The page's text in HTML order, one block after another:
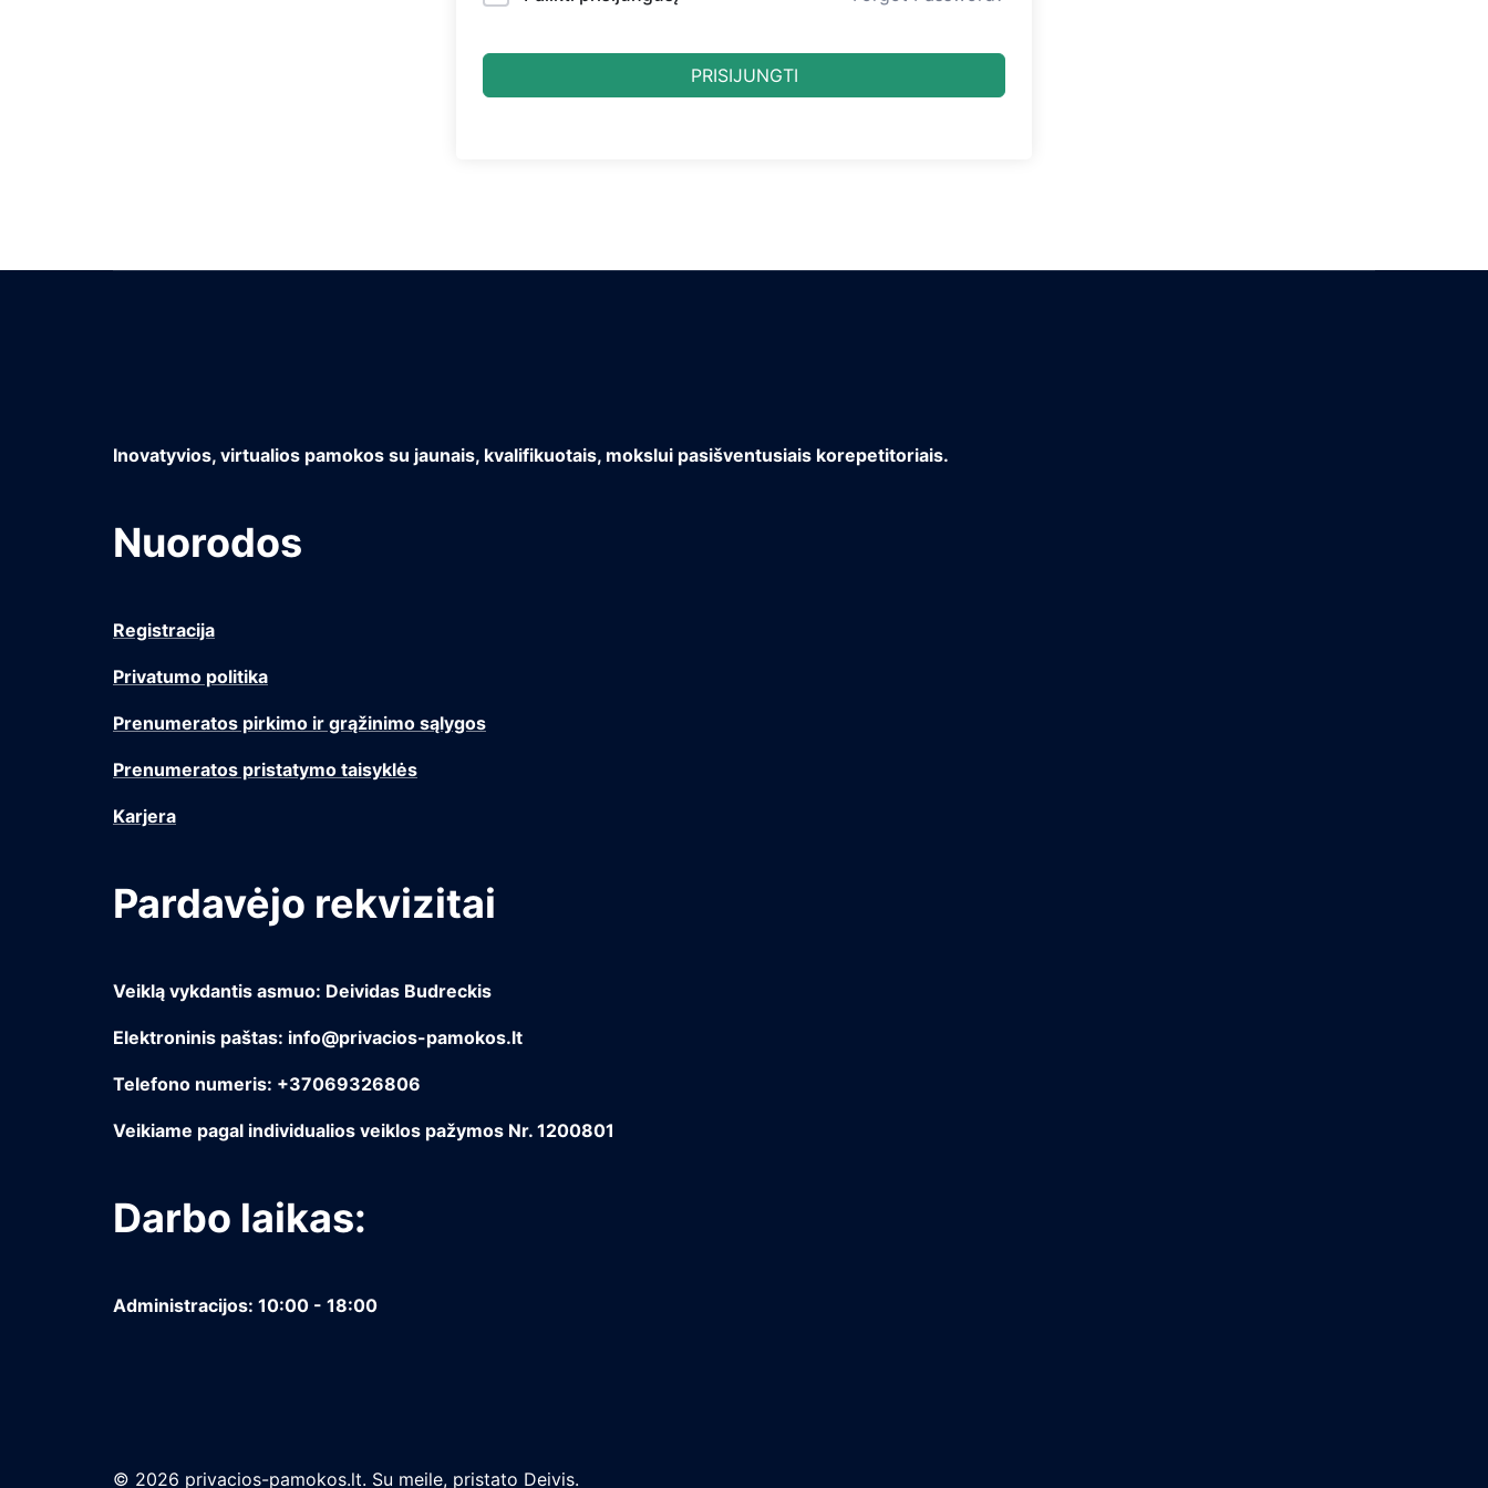
PRISIJUNGTI
Inovatyvios, virtualios pamokos su jaunais, kvalifikuotais, mokslui pasišventusiais korepetitoriais.
Nuorodos
Registracija
Privatumo politika
Prenumeratos pirkimo ir grąžinimo sąlygos
Prenumeratos pristatymo taisyklės
Karjera
Pardavėjo rekvizitai
Veiklą vykdantis asmuo: Deividas Budreckis
Elektroninis paštas: info@privacios-pamokos.lt
Telefono numeris: +37069326806
Veikiame pagal individualios veiklos pažymos Nr. 1200801
Darbo laikas:
Administracijos: 10:00 - 18:00
© 2026 privacios-pamokos.lt. Su meile, pristato Deivis.